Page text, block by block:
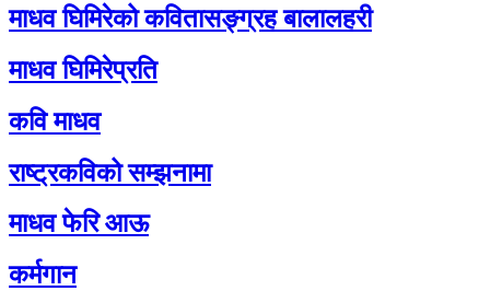
माधव घिमिरेको कवितासङ्ग्रह बालालहरी
माधव घिमिरेप्रति
कवि माधव
राष्ट्रकविको सम्झनामा
माधव फेरि आऊ
कर्मगान